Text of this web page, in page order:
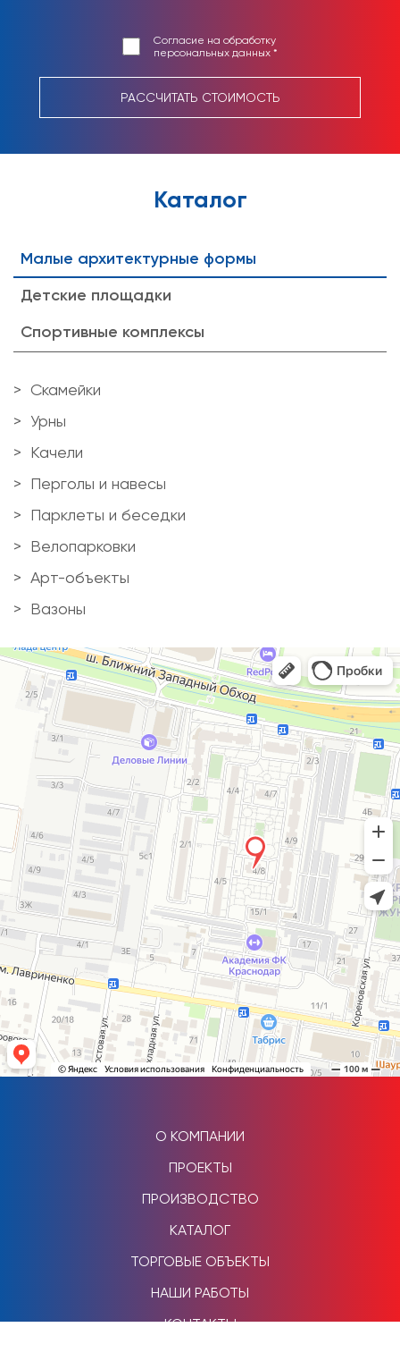
Согласие на обработку
персональных данных *
РАССЧИТАТЬ СТОИМОСТЬ
Каталог
Малые архитектурные формы
Детские площадки
Спортивные комплексы
Скамейки
Урны
Качели
Перголы и навесы
Парклеты и беседки
Велопарковки
Арт-объекты
Вазоны
О КОМПАНИИ
ПРОЕКТЫ
ПРОИЗВОДСТВО
КАТАЛОГ
ТОРГОВЫЕ ОБЪЕКТЫ
НАШИ РАБОТЫ
КОНТАКТЫ